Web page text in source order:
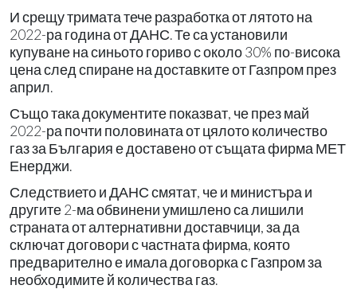
И срещу тримата тече разработка от лятото на
2022-ра година от ДАНС. Те са установили
купуване на синьото гориво с около 30% по-висока
цена след спиране на доставките от Газпром през
април.
Също така документите показват, че през май
2022-ра почти половината от цялото количество
газ за България е доставено от същата фирма МЕТ
Енерджи.
Следствието и ДАНС смятат, че и министъра и
другите 2-ма обвинени умишлено са лишили
страната от алтернативни доставчици, за да
сключат договори с частната фирма, която
предварително е имала договорка с Газпром за
необходимите й количества газ.